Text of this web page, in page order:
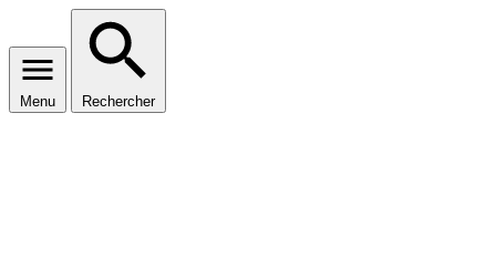
Menu Rechercher